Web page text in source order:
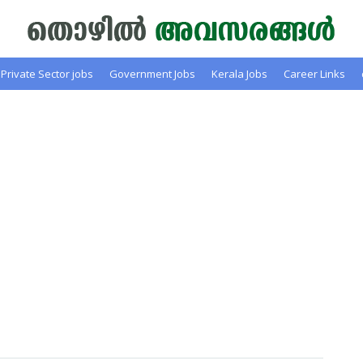
Private Sector jobs Government Jobs Kerala Jobs Career Links